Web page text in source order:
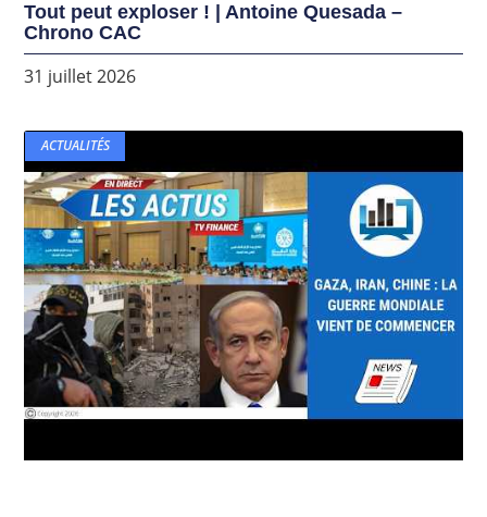
Tout peut exploser ! | Antoine Quesada –
Chrono CAC
31 juillet 2026
ACTUALITÉS